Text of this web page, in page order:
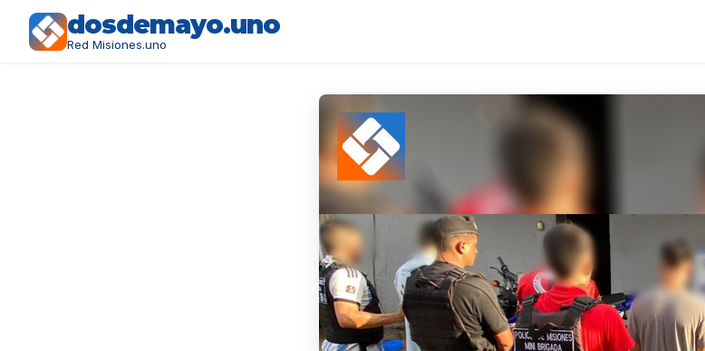
dosdemayo.uno
Red Misiones.uno